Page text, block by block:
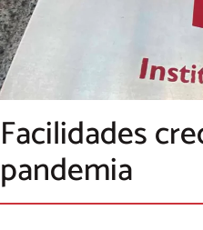
Facilidades
pandemia